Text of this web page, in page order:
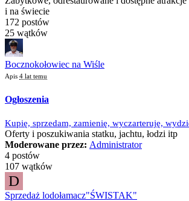
i na świecie
172 postów
25 wątków
Bocznokołowiec na Wiśle
Apis 4 lat temu
Ogłoszenia
Kupię, sprzedam, zamienię, wyczarteruję,
Oferty i poszukiwania statku, jachtu, łodzi itp
Moderowane przez: Administrator
4 postów
107 wątków
D
Sprzedaż lodołamacz"ŚWISTAK"